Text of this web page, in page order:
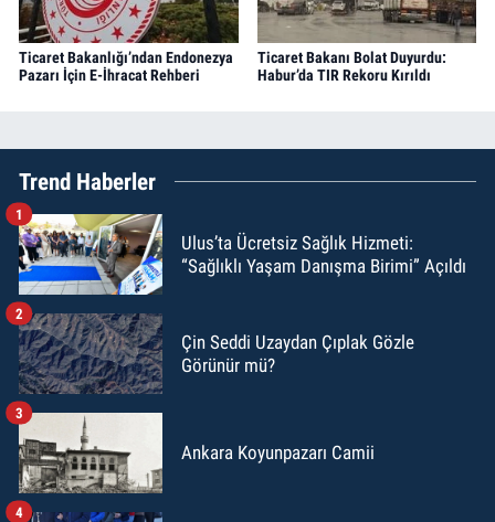
Ticaret Bakanlığı’ndan Endonezya
Pazarı İçin E-İhracat Rehberi
Ticaret Bakanı Bolat Duyurdu:
Habur’da TIR Rekoru Kırıldı
Trend Haberler
Ulus’ta Ücretsiz Sağlık Hizmeti:
“Sağlıklı Yaşam Danışma Birimi” Açıldı
1
Çin Seddi Uzaydan Çıplak Gözle
Görünür mü?
2
Ankara Koyunpazarı Camii
3
4